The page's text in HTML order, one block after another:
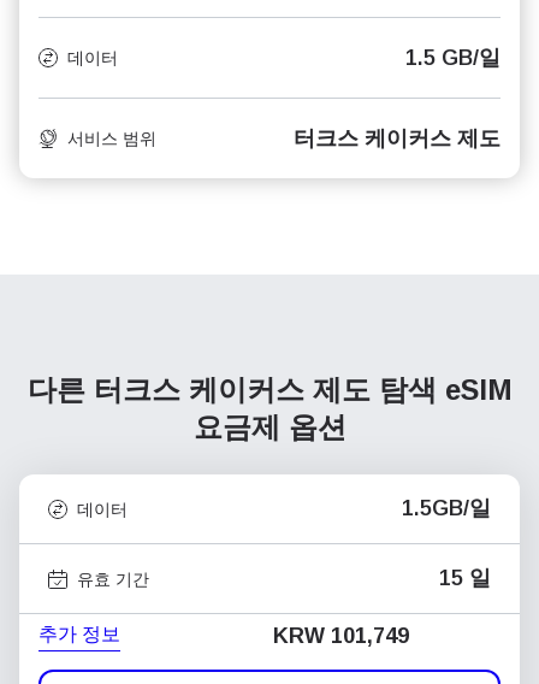
데이터 1.5 GB/일
서비스 범위 터크스 케이커스 제도
다른 터크스 케이커스 제도 탐색 eSIM
요금제 옵션
데이터 1.5GB/일
유효 기간 15 일
추가 정보 KRW 101,749